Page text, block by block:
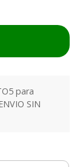
para
SIN